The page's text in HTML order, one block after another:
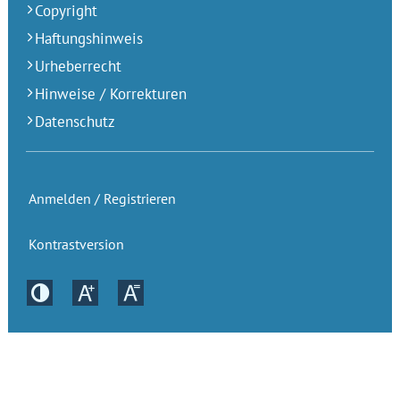
Copyright
Haftungshinweis
Urheberrecht
Hinweise / Korrekturen
Datenschutz
Anmelden / Registrieren
Kontrastversion
Kontrastversion